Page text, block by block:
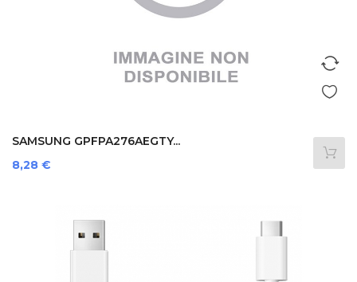
SAMSUNG GPFPA276AEGTY...
Prezzo
8,28 €